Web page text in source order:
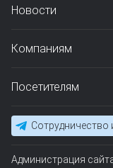
Новости
Компаниям
Посетителям
Сотрудничество
Администрация